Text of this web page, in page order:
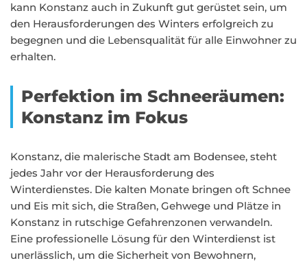
kann Konstanz auch in Zukunft gut gerüstet sein, um
den Herausforderungen des Winters erfolgreich zu
begegnen und die Lebensqualität für alle Einwohner zu
erhalten.
Perfektion im Schneeräumen:
Konstanz im Fokus
Konstanz, die malerische Stadt am Bodensee, steht
jedes Jahr vor der Herausforderung des
Winterdienstes. Die kalten Monate bringen oft Schnee
und Eis mit sich, die Straßen, Gehwege und Plätze in
Konstanz in rutschige Gefahrenzonen verwandeln.
Eine professionelle Lösung für den Winterdienst ist
unerlässlich, um die Sicherheit von Bewohnern,